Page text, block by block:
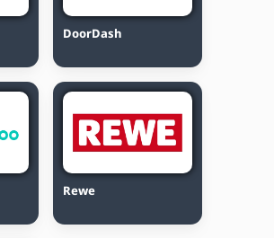
DoorDash
Rewe